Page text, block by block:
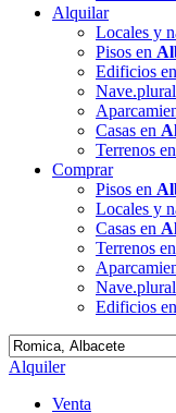
Alquilar
Locales y
Pisos en
Edificios en
Casas en
Terrenos en
Comprar
Pisos en
Locales y
Casas en
Terrenos en
Edificios en
Alquiler
Venta